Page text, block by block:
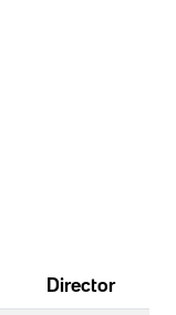
Director